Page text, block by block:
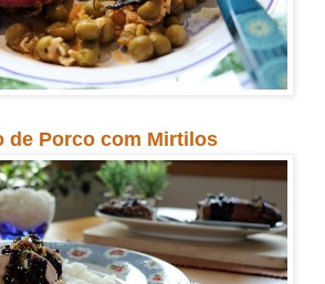
de Porco com Mirtilos